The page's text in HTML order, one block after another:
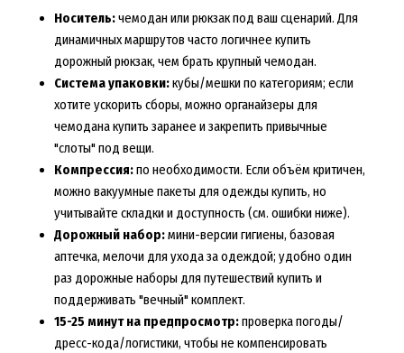
Носитель:чемодан или рюкзак под ваш сценарий. Для
динамичных маршрутов часто логичнее купить
дорожный рюкзак, чем брать крупный чемодан.
Система упаковки:кубы/мешки по категориям; если
хотите ускорить сборы, можно органайзеры для
чемодана купить заранее и закрепить привычные
"слоты" под вещи.
Компрессия:по необходимости. Если объём критичен,
можно вакуумные пакеты для одежды купить, но
учитывайте складки и доступность (см. ошибки ниже).
Дорожный набор:мини-версии гигиены, базовая
аптечка, мелочи для ухода за одеждой; удобно один
раз дорожные наборы для путешествий купить и
поддерживать "вечный" комплект.
15-25 минут на предпросмотр:проверка погоды/
дресс-кода/логистики, чтобы не компенсировать